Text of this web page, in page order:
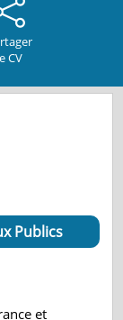
CV
Publics
et